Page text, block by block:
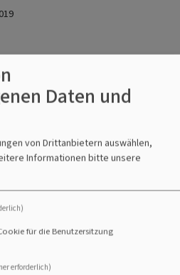
| 2019
Chor- und
Daten und
von Drittanbietern auswählen,
Informationen bitte unsere
für die Benutzersitzung
erforderlich)